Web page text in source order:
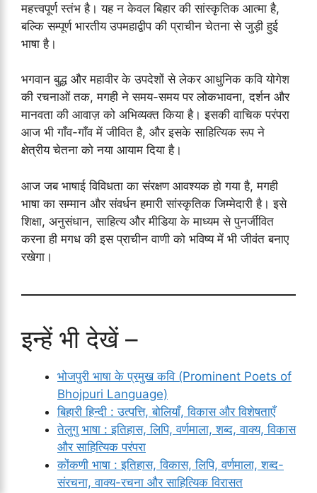
महत्त्वपूर्ण स्तंभ है। यह न केवल बिहार की सांस्कृतिक आत्मा है,
बल्कि सम्पूर्ण भारतीय उपमहाद्वीप की प्राचीन चेतना से जुड़ी हुई
भाषा है।
भगवान बुद्ध और महावीर के उपदेशों से लेकर आधुनिक कवि योगेश
की रचनाओं तक, मगही ने समय-समय पर लोकभावना, दर्शन और
मानवता की आवाज़ को अभिव्यक्त किया है। इसकी वाचिक परंपरा
आज भी गाँव-गाँव में जीवित है, और इसके साहित्यिक रूप ने
क्षेत्रीय चेतना को नया आयाम दिया है।
आज जब भाषाई विविधता का संरक्षण आवश्यक हो गया है, मगही
भाषा का सम्मान और संवर्धन हमारी सांस्कृतिक जिम्मेदारी है। इसे
शिक्षा, अनुसंधान, साहित्य और मीडिया के माध्यम से पुनर्जीवित
करना ही मगध की इस प्राचीन वाणी को भविष्य में भी जीवंत बनाए
रखेगा।
इन्हें भी देखें –
भोजपुरी भाषा के प्रमुख कवि (Prominent Poets of
Bhojpuri Language)
बिहारी हिन्दी : उत्पत्ति, बोलियाँ, विकास और विशेषताएँ
तेलुगु भाषा : इतिहास, लिपि, वर्णमाला, शब्द, वाक्य, विकास
और साहित्यिक परंपरा
कोंकणी भाषा : इतिहास, विकास, लिपि, वर्णमाला, शब्द-
संरचना, वाक्य-रचना और साहित्यिक विरासत